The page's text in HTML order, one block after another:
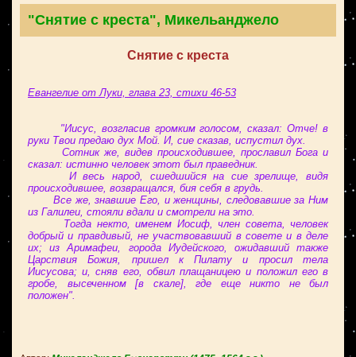
"Снятие с креста", Микельанджело
Снятие с креста
Евангелие от Луки, глава 23, стихи 46-53
"Иисус, возгласив громким голосом, сказал: Отче! в
руки Твои предаю дух Мой. И, сие сказав, испустил дух.
Сотник же, видев происходившее, прославил Бога и
сказал: истинно человек этот был праведник.
И весь народ, сшедшийся на сие зрелище, видя
происходившее, возвращался, бия себя в грудь.
Все же, знавшие Его, и женщины, следовавшие за Ним
из Галилеи, стояли вдали и смотрели на это.
Тогда некто, именем Иосиф, член совета, человек
добрый и правдивый, не участвовавший в совете и в деле
их; из Аримафеи, города Иудейского, ожидавший также
Царствия Божия, пришел к Пилату и просил тела
Иисусова; и, сняв его, обвил плащаницею и положил его в
гробе, высеченном [в скале], где еще никто не был
положен".